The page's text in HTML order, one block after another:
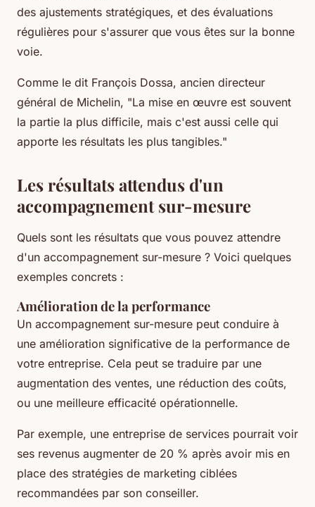
des ajustements stratégiques, et des évaluations
régulières pour s'assurer que vous êtes sur la bonne
voie.
Comme le dit François Dossa, ancien directeur
général de Michelin, "La mise en œuvre est souvent
la partie la plus difficile, mais c'est aussi celle qui
apporte les résultats les plus tangibles."
Les résultats attendus d'un
accompagnement sur-mesure
Quels sont les résultats que vous pouvez attendre
d'un accompagnement sur-mesure ? Voici quelques
exemples concrets :
Amélioration de la performance
Un accompagnement sur-mesure peut conduire à
une amélioration significative de la performance de
votre entreprise. Cela peut se traduire par une
augmentation des ventes, une réduction des coûts,
ou une meilleure efficacité opérationnelle.
Par exemple, une entreprise de services pourrait voir
ses revenus augmenter de 20 % après avoir mis en
place des stratégies de marketing ciblées
recommandées par son conseiller.